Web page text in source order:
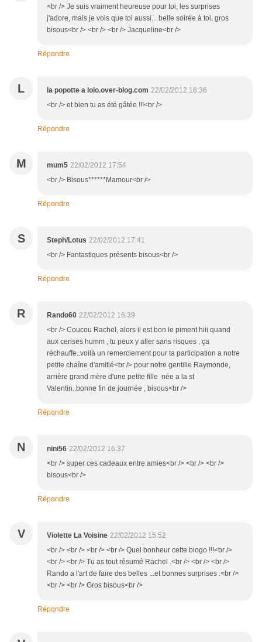
<br /> Je suis vraiment heureuse pour toi, les surprises
j'adore, mais je vois que toi aussi... belle soirée à toi, gros
bisous<br /> <br /> <br /> Jacqueline<br />
Répondre
L la popotte a lolo.over-blog.com 22/02/2012 18:36
<br /> et bien tu as été gâtée !!!<br />
Répondre
M mum5 22/02/2012 17:54
<br /> Bisous******Mamour<br />
Répondre
S Steph/Lotus 22/02/2012 17:41
<br /> Fantastiques présents bisous<br />
Répondre
R Rando60 22/02/2012 16:39
<br /> Coucou Rachel, alors il est bon le piment hiii quand
aux cerises humm , tu peux y aller sans risques , ça
réchauffe..voilà un remerciement pour ta participation a notre
petite chaîne d'amitié<br /> pour notre gentille Raymonde,
arrière grand mère d'une petite fille née a la st
Valentin..bonne fin de journée , bisous<br />
Répondre
N nini56 22/02/2012 16:37
<br /> super ces cadeaux entre amies<br /> <br /> <br />
bisous<br />
Répondre
V Violette La Voisine 22/02/2012 15:52
<br /> <br /> <br /> <br /> Quel bonheur cette blogo !!!<br />
<br /> <br /> Tu as tout résumé Rachel .<br /> <br /> <br />
Rando a l'art de faire des belles ...et bonnes surprises .<br />
<br /> <br /> Gros bisous<br />
Répondre